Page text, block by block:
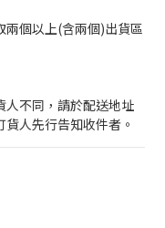
個以上(含兩個)出貨區
不同，請於配送地址
人先行告知收件者。